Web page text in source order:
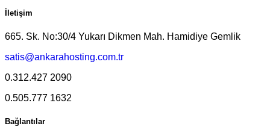
İletişim
665. Sk. No:30/4 Yukarı Dikmen Mah. Hamidiye Gemlik
satis@ankarahosting.com.tr
0.312.427 2090
0.505.777 1632
Bağlantılar